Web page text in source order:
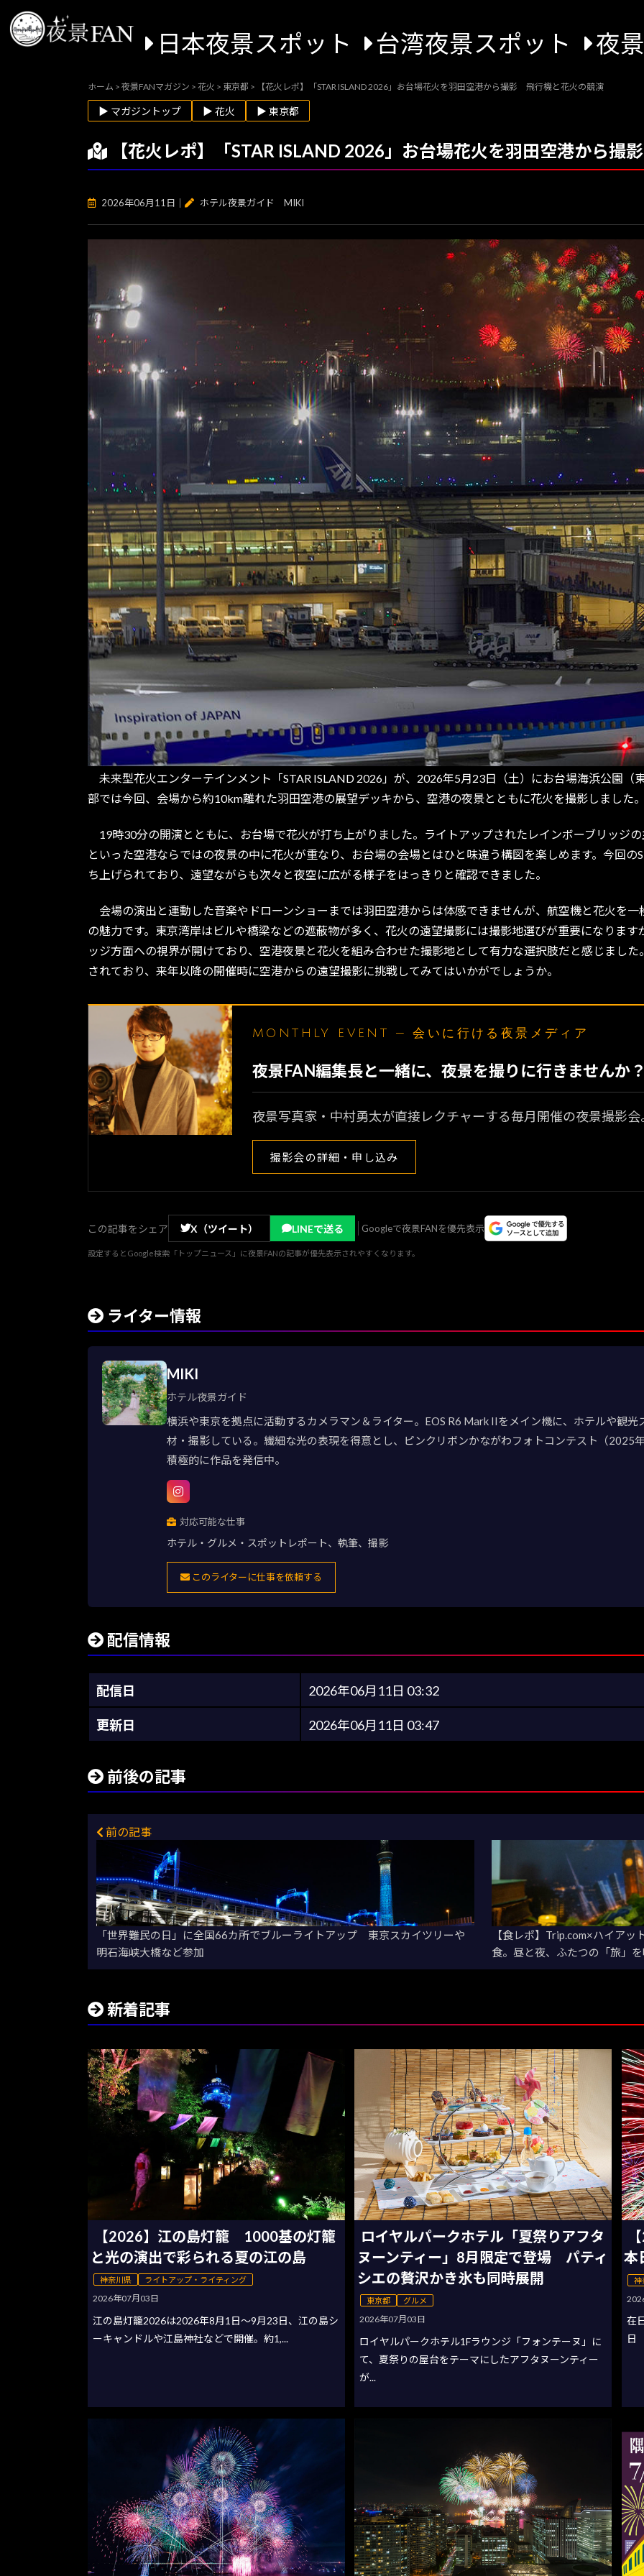
日本夜景スポット 台湾夜景スポット 夜
ホーム > 夜景FANマガジン > 花火 > 東京都 > 【花火レポ】「STAR ISLAND 2026」お台場花火を羽田空港から撮影 飛行機と花火の競演
▶ マガジントップ ▶ 花火 ▶ 東京都
【花火レポ】「STAR ISLAND 2026」お台場花火を羽田空港から
2026年06月11日 ホテル夜景ガイド MIKI
未来型花火エンターテインメント「STAR ISLAND 2026」が、2026年5月23日（土）にお台場海浜公園（
部では今回、会場から約10km離れた羽田空港の展望デッキから、空港の夜景とともに花火を撮影しました
19時30分の開演とともに、お台場で花火が打ち上がりました。ライトアップされたレインボーブリッジ
といった空港ならではの夜景の中に花火が重なり、お台場の会場とはひと味違う構図を楽しめます。今回の
ち上げられており、遠望ながらも次々と夜空に広がる様子をはっきりと確認できました。
会場の演出と連動した音楽やドローンショーまでは羽田空港からは体感できませんが、航空機と花火を
の魅力です。東京湾岸はビルや橋梁などの遮蔽物が多く、花火の遠望撮影には撮影地選びが重要になりま
ッジ方面への視界が開けており、空港夜景と花火を組み合わせた撮影地として有力な選択肢だと感じまし
されており、来年以降の開催時に空港からの遠望撮影に挑戦してみてはいかがでしょうか。
MONTHLY EVENT — 会いに行ける夜景メディア
夜景FAN編集長と一緒に、夜景を撮りに行きませんか
夜景写真家・中村勇太が直接レクチャーする毎月開催の夜景撮影
撮影会の詳細・申し込み
この記事をシェア X（ツイート） LINEで送る Googleで夜景FANを優先表示
設定するとGoogle検索「トップニュース」に夜景FANの記事が優先表示されやすくなります。
ライター情報
MIKI
ホテル夜景ガイド
横浜や東京を拠点に活動するカメラマン＆ライター。EOS R6 Mark IIをメイン機に、ホテルや観
材・撮影している。繊細な光の表現を得意とし、ピンクリボンかながわフォトコンテスト（2025
積極的に作品を発信中。
対応可能な仕事
ホテル・グルメ・スポットレポート、執筆、撮影
このライターに仕事を依頼する
配信情報
配信日 2026年06月11日 03:32
更新日 2026年06月11日 03:47
前後の記事
前の記事
「世界難民の日」に全国66カ所でブルーライトアップ 東京スカイツリーや
明石海峡大橋など参加
【食レポ】Trip.com×ハイア
食。昼と夜、ふたつの「旅」
新着記事
【2026】江の島灯籠 1000基の灯籠
と光の演出で彩られる夏の江の島
神奈川県 ライトアップ・ライティング
2026年07月03日
江の島灯籠2026は2026年8月1日〜9月23日、江の島シ
ーキャンドルや江島神社などで開催。約1,...
ロイヤルパークホテル「夏祭りアフタ
ヌーンティー」8月限定で登場 パティ
シエの贅沢かき氷も同時展開
東京都 グルメ
2026年07月03日
ロイヤルパークホテル1Fラウンジ「フォンテーヌ」に
て、夏祭りの屋台をテーマにしたアフタヌーンティー
が...
本
神
在
日